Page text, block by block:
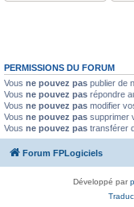
PERMISSIONS DU FORUM
Vous ne pouvez pas publier de
Vous ne pouvez pas répondre
Vous ne pouvez pas modifier
Vous ne pouvez pas supprimer
Vous ne pouvez pas transférer
Forum FPLogiciels
Développé par